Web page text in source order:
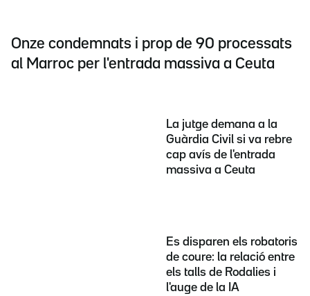
Onze condemnats i prop de 90 processats
al Marroc per l'entrada massiva a Ceuta
La jutge demana a la
Guàrdia Civil si va rebre
cap avís de l'entrada
massiva a Ceuta
Es disparen els robatoris
de coure: la relació entre
els talls de Rodalies i
l'auge de la IA